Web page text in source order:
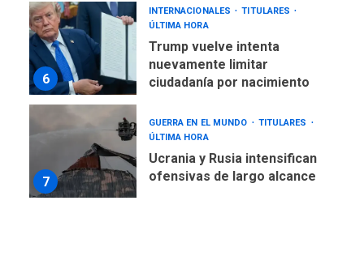
6
INTERNACIONALES
TITULARES
ÚLTIMA HORA
Trump vuelve intenta
nuevamente limitar
ciudadanía por nacimiento
7
GUERRA EN EL MUNDO
TITULARES
ÚLTIMA HORA
Ucrania y Rusia intensifican
ofensivas de largo alcance